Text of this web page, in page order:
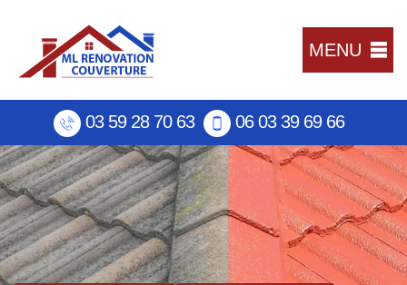
MENU
03 59 28 70 63 06 03 39 69 66